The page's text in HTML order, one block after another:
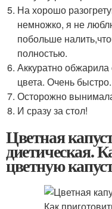
На хорошо
немножко, я не
побольше
полностью.
Аккуратно обжарила
цвета. Очень быстро.
Осторожно
И сразу за стол!
Цветная
диетическая.
цветную